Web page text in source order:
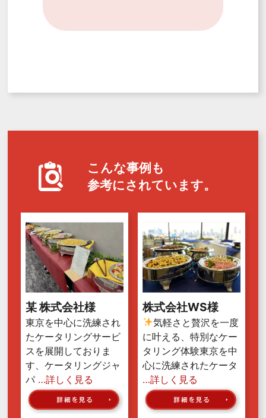
こんな事例も
参考にされています。
某 株式会社様
東京を中心に洗練され
たケータリングサービ
スを展開しておりま
す、ケータリングジャ
パ …詳しく見る
株式会社WS様
気軽さと贅沢を一度
に叶える、特別なケー
タリング体験東京を中
心に洗練されたケータ
…詳しく見る